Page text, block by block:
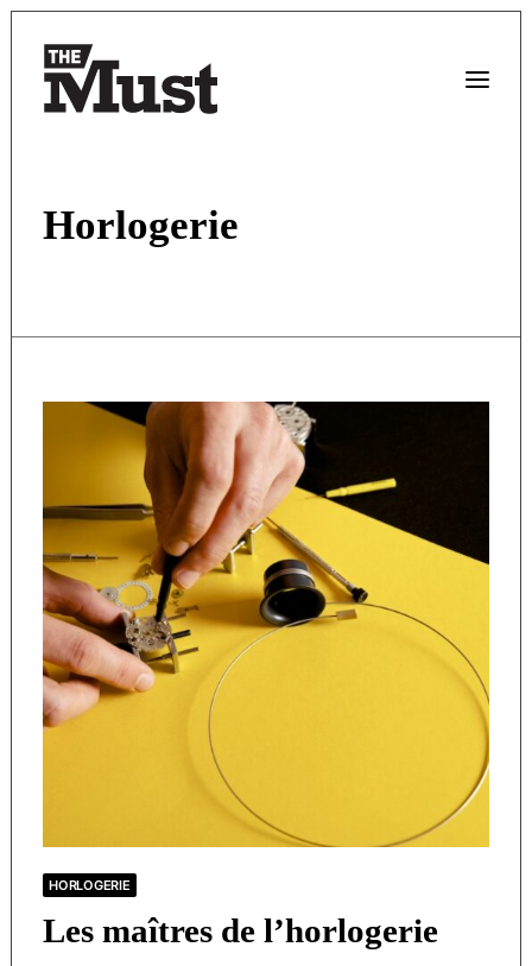
Horlogerie
HORLOGERIE
Les maîtres de l’horlogerie